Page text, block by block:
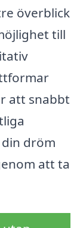
överblick
till
att snabbt
dröm
att ta